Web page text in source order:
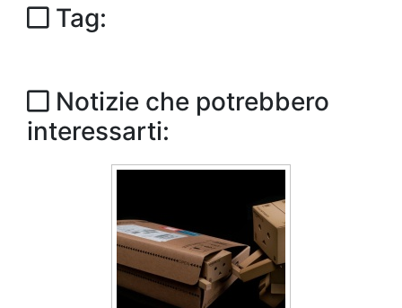
Tag:
Notizie che potrebbero
interessarti: